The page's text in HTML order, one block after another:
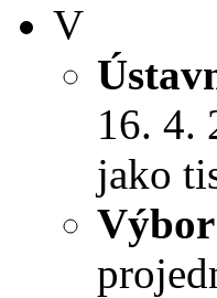
V
16. 4.
jako